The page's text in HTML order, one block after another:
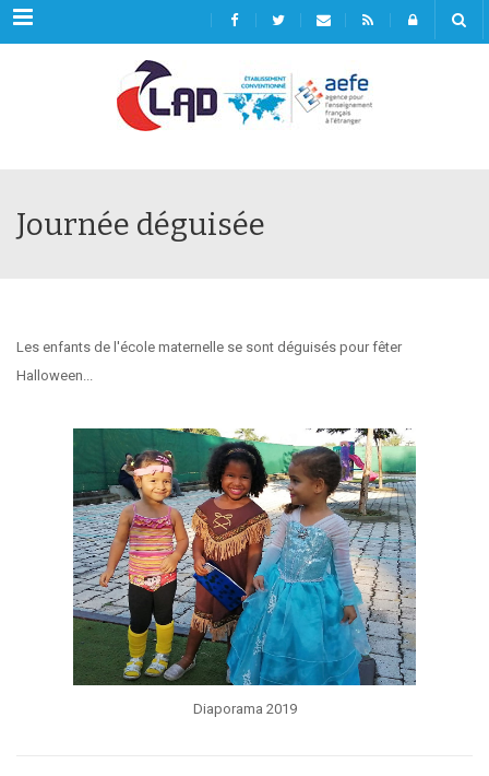
Menu
Journée déguisée
Les enfants de l'école maternelle se sont déguisés pour fêter
Halloween...
Diaporama 2019